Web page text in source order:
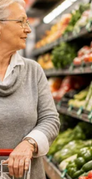
. Sve što je bilo
se testira. Ovo je
delujete
otići tamo gde vas srce
da više ne želite da